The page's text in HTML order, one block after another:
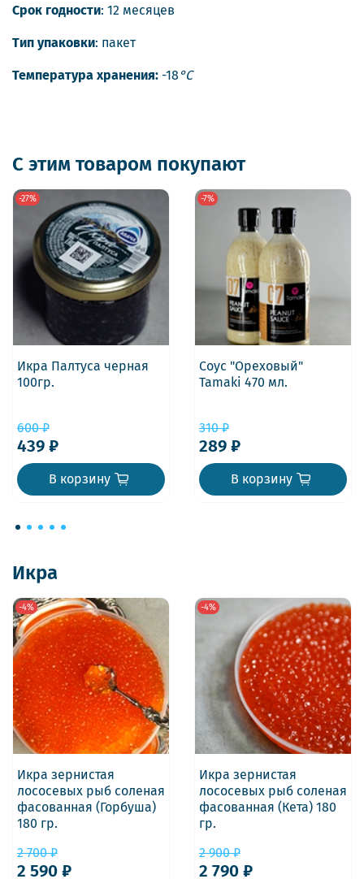
Срок годности: 12 месяцев
Тип упаковки: пакет
Температура хранения: -18 °С
С этим товаром покупают
-27%
Икра Палтуса черная
100гр.
600 ₽
439 ₽
В корзину
-7%
Соус "Ореховый"
Tamaki 470 мл.
310 ₽
289 ₽
В корзину
Икра
-4%
Икра зернистая
лососевых рыб соленая
фасованная (Горбуша)
180 гр.
2 700 ₽
2 590 ₽
-4%
Икра зернистая
лососевых рыб соленая
фасованная (Кета) 180
гр.
2 900 ₽
2 790 ₽